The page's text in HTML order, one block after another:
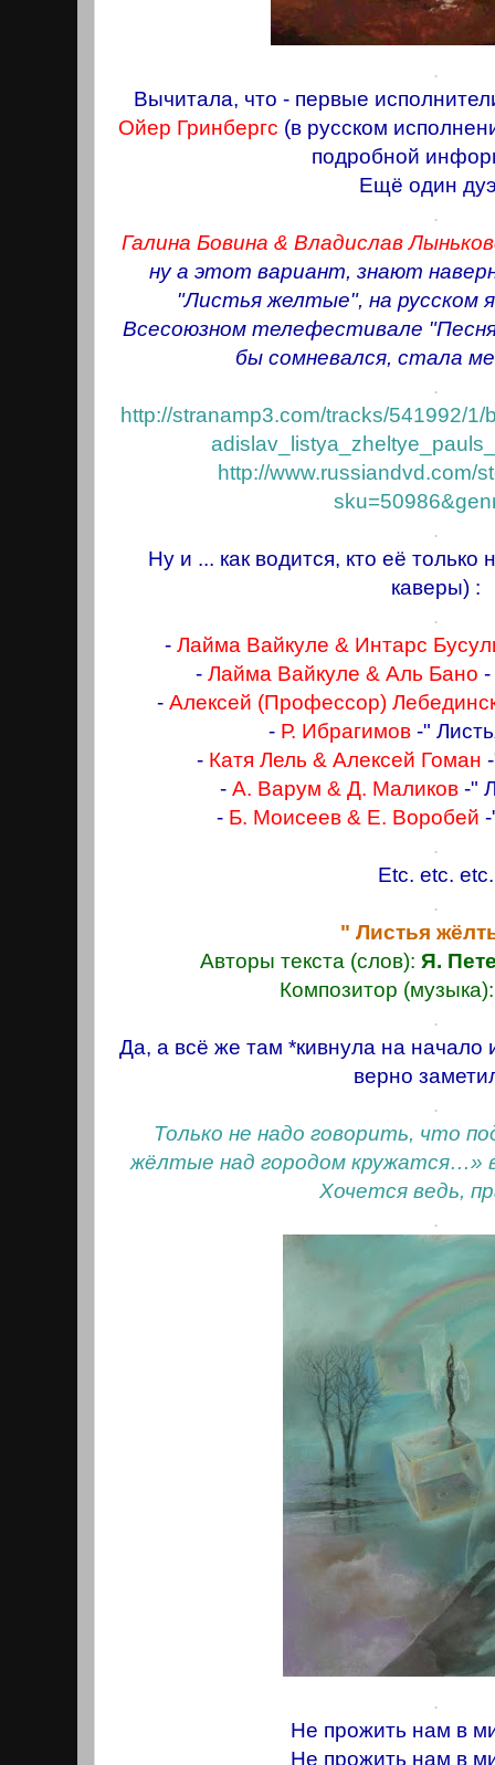
.
Вычитала, что - первые
Ойер Гринбергс (в русском
подробной
Ещё один
.
Галина Бовина & Владислав
ну а этот вариант, знают
"Листья желтые", на русском
Всесоюзном телефестивале
бы сомневался, стала
.
http://stranamp3.com/tracks/541992/
http://www.russiandvd.com/
.
Ну и ... как водится, кто её только
каверы) :
.
- Лайма Вайкуле & Интарс
- Лайма Вайкуле & Аль Бано -
- Алексей (Профессор)
- Р. Ибрагимов -"
- Катя Лель & Алексей Гоман
-А. Варум & Д. Маликов -"
- Б. Моисеев & Е. Воробей
.
Etc. etc. etc.
.
" Листья
Авторы текста (слов): Я.
Композитор
.
Да, а всё же там *кивнула на начало
верно
.
Только не надо говорить, что
жёлтые над городом кружатся…»
Хочется ведь,
.
.
Не прожить нам в
Не прожить нам в